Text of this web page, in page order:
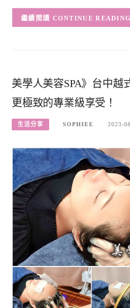
CONTINUE READING
美學人美容SPA》台中越
更極致的專業級享受！
生活分享 SOPHIEE 2023-